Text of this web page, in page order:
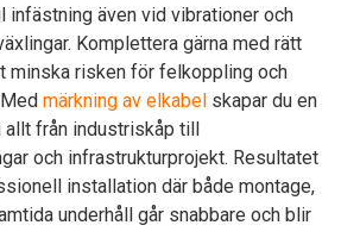
infästning även vid vibrationer och
Komplettera gärna med rätt
minska risken för felkoppling och
märkning av elkabel skapar du en
allt från industriskåp till
och infrastrukturprojekt. Resultatet
installation där både montage,
underhåll går snabbare och blir